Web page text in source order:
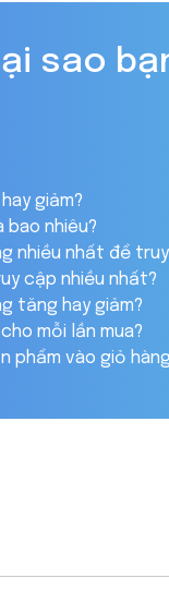
sao
giảm?
bao nhiêu?
nhiều nhất để
cập nhiều nhất?
tăng hay giảm?
mỗi lần mua?
phẩm vào giỏ